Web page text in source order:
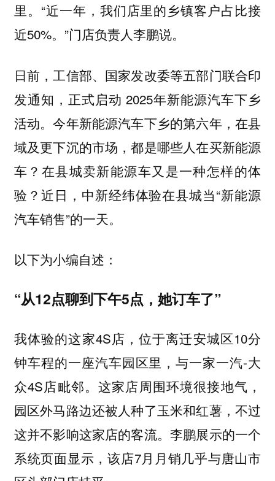
里。“近一年，我们店里的乡镇客户占比接
近50%。”门店负责人李鹏说。
日前，工信部、国家发改委等五部门联合印
发通知，正式启动 2025年新能源汽车下乡
活动。今年新能源汽车下乡的第六年，在县
域及更下沉的市场，都是哪些人在买新能源
车？在县城卖新能源车又是一种怎样的体
验？近日，中新经纬体验在县城当“新能源
汽车销售”的一天。
以下为小编自述：
“从12点聊到下午5点，她订车了”
我体验的这家4S店，位于离迁安城区10分
钟车程的一座汽车园区里，与一家一汽-大
众4S店毗邻。这家店周围环境很接地气，
园区外马路边还被人种了玉米和红薯，不过
这并不影响这家店的客流。李鹏展示的一个
系统页面显示，该店7月月销几乎与唐山市